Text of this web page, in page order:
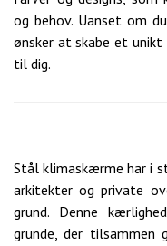
og behov. Uanset om
ønsker at skabe et
til dig.
Stål klimaskærme har i
arkitekter og private
grund. Denne
grunde, der